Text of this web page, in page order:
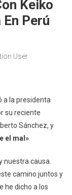
Keiko
Perú
User
a la presidenta
su reciente
Sánchez, y
el mal».
nuestra causa.
camino juntos y
he dicho a los